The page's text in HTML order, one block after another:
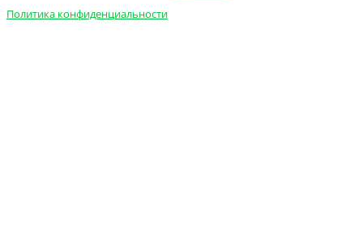
Политика конфиденциальности